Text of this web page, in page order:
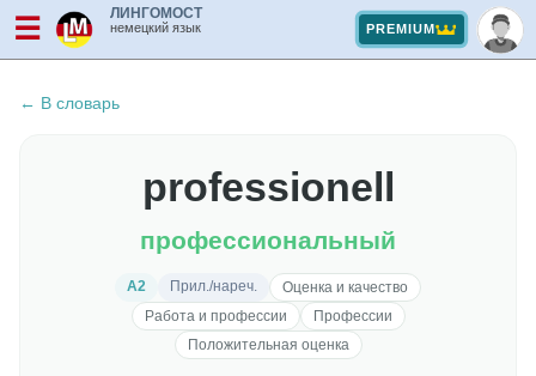
☰ ЛИНГОМОСТ
немецкий язык PREMIUM
← В словарь
professionell
профессиональный
A2 Прил./нареч.
Оценка и качество
Работа и профессии
Профессии
Положительная оценка